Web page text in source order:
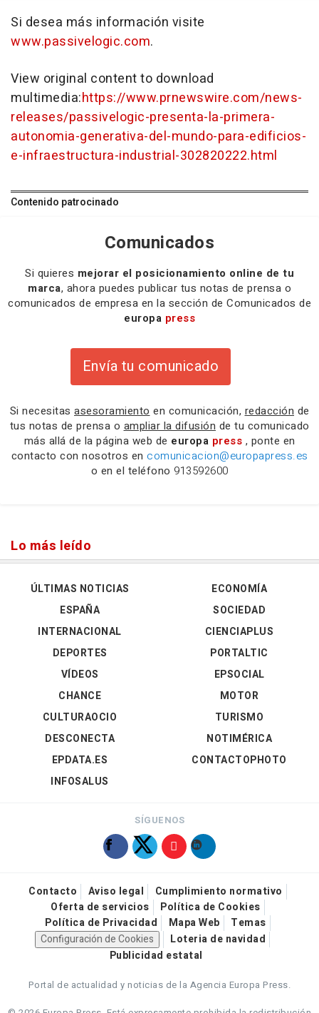
Si desea más información visite
www.passivelogic.com.
View original content to download
multimedia:https://www.prnewswire.com/news-
releases/passivelogic-presenta-la-primera-
autonomia-generativa-del-mundo-para-edificios-
e-infraestructura-industrial-302820222.html
Contenido patrocinado
Comunicados
Si quieres mejorar el posicionamiento online de tu
marca, ahora puedes publicar tus notas de prensa o
comunicados de empresa en la sección de Comunicados de
europa press
Envía tu comunicado
Si necesitas asesoramiento en comunicación, redacción de
tus notas de prensa o ampliar la difusión de tu comunicado
más allá de la página web de europa press , ponte en
contacto con nosotros en comunicacion@europapress.es
o en el teléfono 913592600
Lo más leído
ÚLTIMAS NOTICIAS
ESPAÑA
INTERNACIONAL
DEPORTES
VÍDEOS
ECONOMÍA
SOCIEDAD
CIENCIAPLUS
PORTALTIC
EPSOCIAL
CHANCE
CULTURAOCIO
DESCONECTA
EPDATA.ES
INFOSALUS
MOTOR
TURISMO
NOTIMÉRICA
CONTACTOPHOTO
SÍGUENOS
Contacto Aviso legal
Cumplimiento normativo
Oferta de servicios
Política de Cookies
Política de Privacidad
Mapa Web
Temas
Configuración de Cookies
Loteria de navidad
Publicidad estatal
Portal de actualidad y noticias de la Agencia Europa Press.